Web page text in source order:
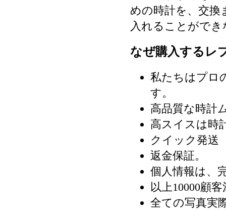
めの時計を、交換
入れることがで
なぜ購入するレ
私たちはプロ
す。
高品質な時計
高スイスは時
クイック発送
返金保証。
個人情報は、
以上10000顧
全ての写真実